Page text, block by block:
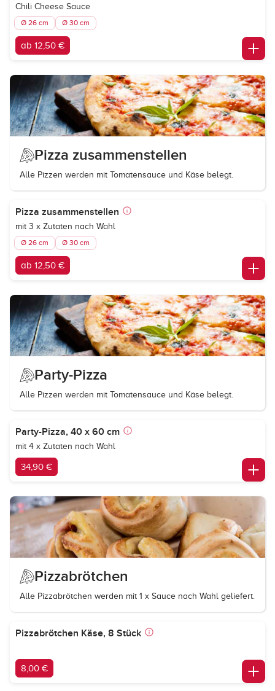
Chili Cheese Sauce
Ø 26 cm Ø 30 cm
ab 12,50 €
Pizza zusammenstellen
Alle Pizzen werden mit Tomatensauce und Käse belegt.
Pizza zusammenstellen
mit 3 x Zutaten nach Wahl
Ø 26 cm Ø 30 cm
ab 12,50 €
Party-Pizza
Alle Pizzen werden mit Tomatensauce und Käse belegt.
Party-Pizza, 40 x 60 cm
mit 4 x Zutaten nach Wahl
34,90 €
Pizzabrötchen
Alle Pizzabrötchen werden mit 1 x Sauce nach Wahl geliefert.
Pizzabrötchen Käse, 8 Stück
8,00 €